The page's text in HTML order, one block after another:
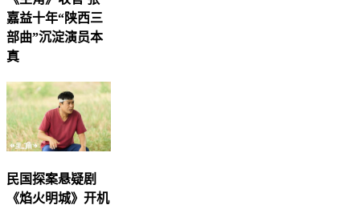
嘉益十年“陕西三
部曲”沉淀演员本
真
民国探案悬疑剧
《焰火明城》开机